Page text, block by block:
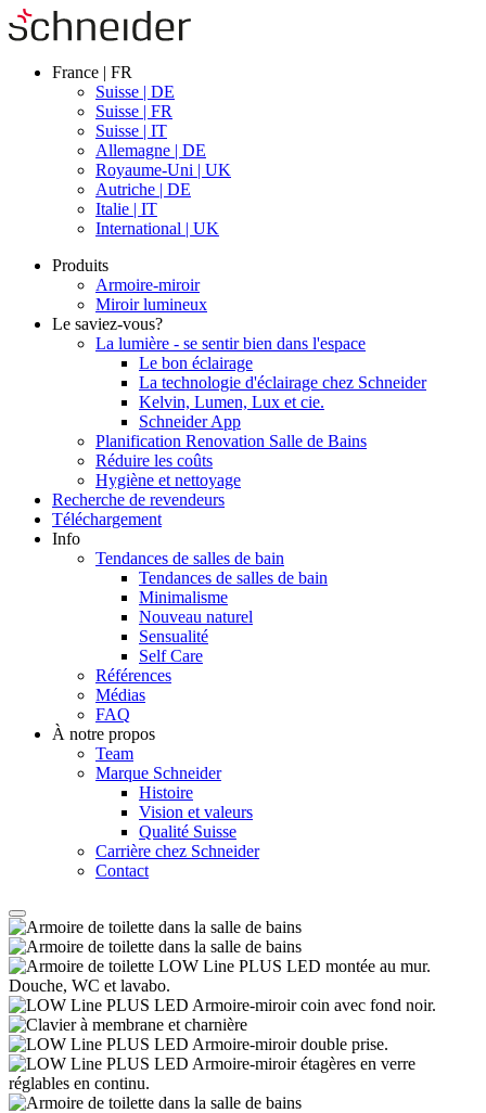
France | FR
Suisse | DE
Suisse | FR
Suisse | IT
Allemagne | DE
Royaume-Uni | UK
Autriche | DE
Italie | IT
International | UK
Produits
Armoire-miroir
Miroir lumineux
Le saviez-vous?
La lumière - se sentir bien dans l'espace
Le bon éclairage
La technologie d'éclairage chez Schneider
Kelvin, Lumen, Lux et cie.
Schneider App
Planification Renovation Salle de Bains
Réduire les coûts
Hygiène et nettoyage
Recherche de revendeurs
Téléchargement
Info
Tendances de salles de bain
Tendances de salles de bain
Minimalisme
Nouveau naturel
Sensualité
Self Care
Références
Médias
FAQ
À notre propos
Team
Marque Schneider
Histoire
Vision et valeurs
Qualité Suisse
Carrière chez Schneider
Contact